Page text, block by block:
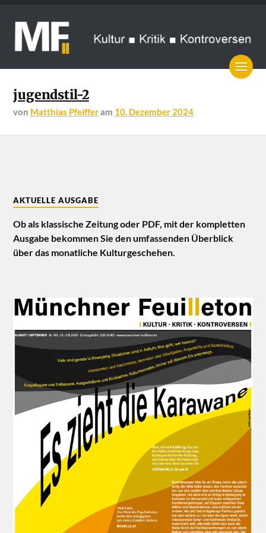
jugendstil-2
von Matthias Pfeifferam 10. Dezember 2024
AKTUELLE AUSGABE
Ob als klassische Zeitung oder PDF, mit der kompletten
Ausgabe bekommen Sie den umfassenden Überblick
über das monatliche Kulturgeschehen.